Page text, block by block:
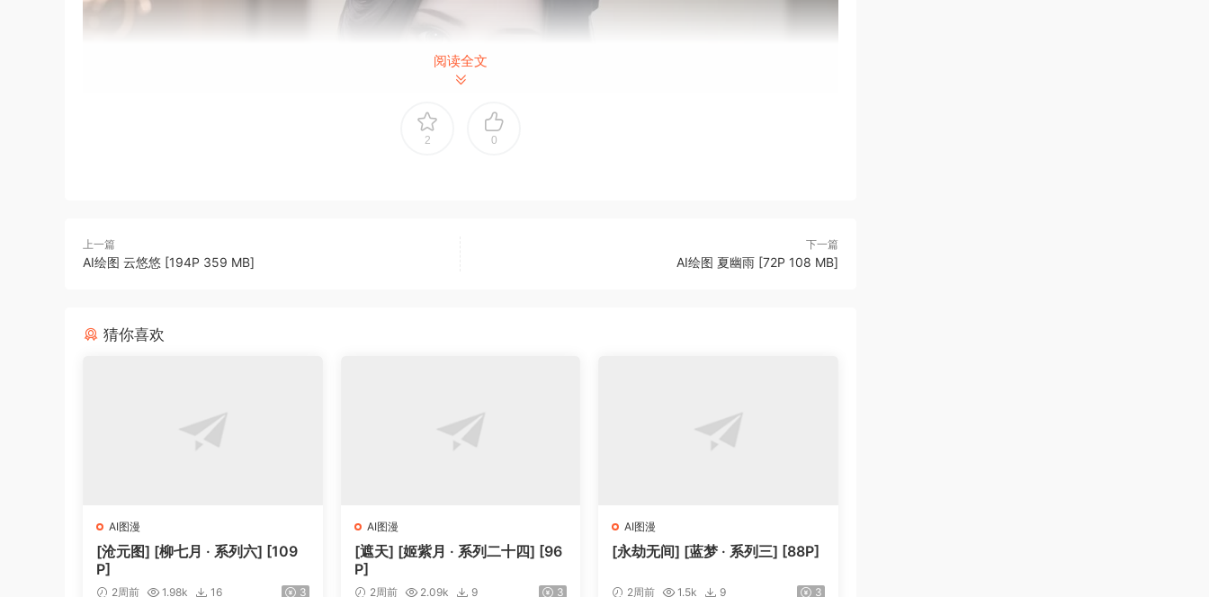
阅读全文
2 0
上一篇
AI绘图 云悠悠 [194P 359 MB]
下一篇
AI绘图 夏幽雨 [72P 108 MB]
猜你喜欢
AI图漫
[沧元图] [柳七月 · 系列六] [109
P]
2周前 1.98k 16 3
AI图漫
[遮天] [姬紫月 · 系列二十四] [96
P]
2周前 2.09k 9 3
AI图漫
[永劫无间] [蓝梦 · 系列三] [88P]
2周前 1.5k 9 3